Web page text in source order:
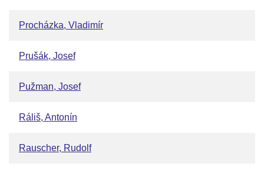
Procházka, Vladimír
Prušák, Josef
Pužman, Josef
Ráliš, Antonín
Rauscher, Rudolf